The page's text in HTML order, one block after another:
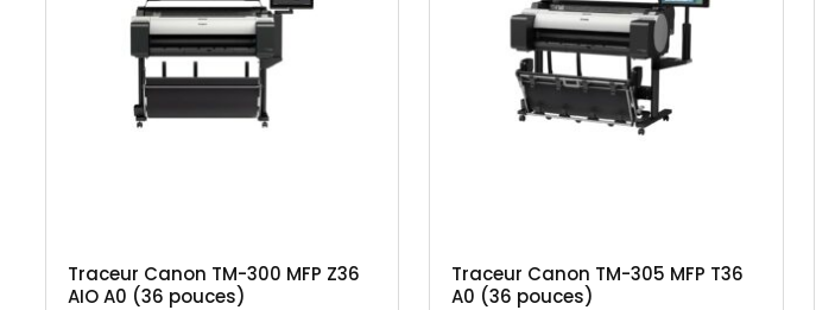
Traceur Canon TM-300 MFP Z36
AIO A0 (36 pouces)
Traceur Canon TM-305 MFP T36
A0 (36 pouces)